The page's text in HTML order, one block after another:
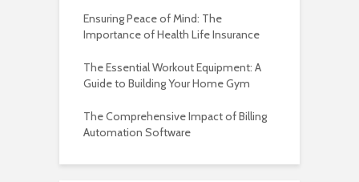
Ensuring Peace of Mind: The
Importance of Health Life Insurance
The Essential Workout Equipment: A
Guide to Building Your Home Gym
The Comprehensive Impact of Billing
Automation Software